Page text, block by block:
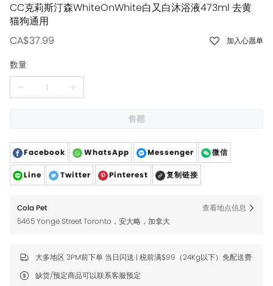
CC克莉斯汀森WhiteOnWhite白又白沐浴液473ml 去黄
猫狗通用
CA$37.99
加入心愿单
数量
售罄
Facebook WhatsApp Messenger 微信
Line Twitter Pinterest 复制链接
Cola Pet
5465 Yonge Street Toronto，安大略，加拿大
查看地点信息
大多地区 3PM前下单 当日闪送 | 税前满$99（24Kg以下）免配送费
缺货/预定商品可以联系客服预定